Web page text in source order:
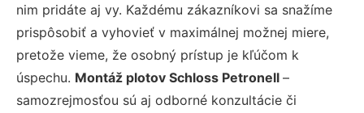
nim pridáte aj vy. Každému zákazníkovi sa snažíme
prispôsobiť a vyhovieť v maximálnej možnej miere,
pretože vieme, že osobný prístup je kľúčom k
úspechu. Montáž plotov Schloss Petronell –
samozrejmosťou sú aj odborné konzultácie či